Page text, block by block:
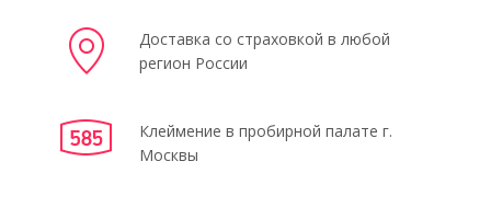
Доставка со страховкой в любой
регион России
Клеймение в пробирной палате г.
Москвы